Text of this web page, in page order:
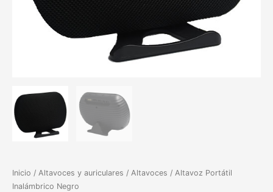
Inicio / Altavoces y auriculares / Altavoces / Altavoz Portátil
Inalámbrico Negro